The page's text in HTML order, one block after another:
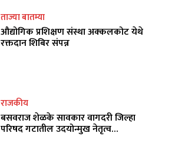
ताज्या बातम्या
औद्योगिक प्रशिक्षण संस्था अक्कलकोट येथे
रक्तदान शिबिर संपन्न
राजकीय
बसवराज शेळके सावकार वागदरी जिल्हा
परिषद गटातील उदयोन्मुख नेतृत्व…